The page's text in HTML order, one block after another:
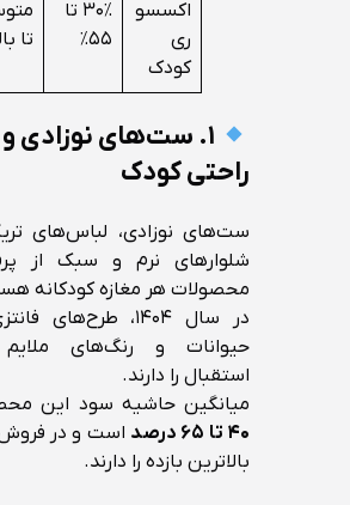
اکسسو
ری
کودک
۳۰٪ تا
۵۵٪
تا
۱. ست‌های نوزادی
راحتی کودک
ست‌های نوزادی، لباس‌های
شلوارهای نرم و سبک از
محصولات هر مغازه کودکانه
در سال ۱۴۰۴، طرح‌های
حیوانات و رنگ‌های
استقبال را دارند.
میانگین حاشیه سود این
۴۰ تا ۶۵ درصد
است و در فروش
بالاترین بازده را دارند.